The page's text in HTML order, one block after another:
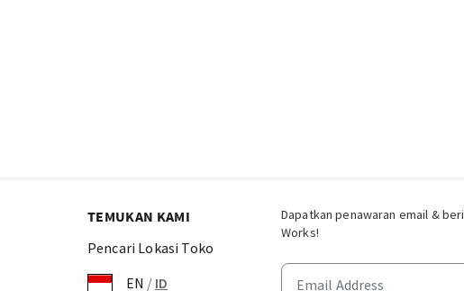
Dapatkan penawaran email &
Works!
TEMUKAN KAMI
Pencari Lokasi Toko
EN / ID